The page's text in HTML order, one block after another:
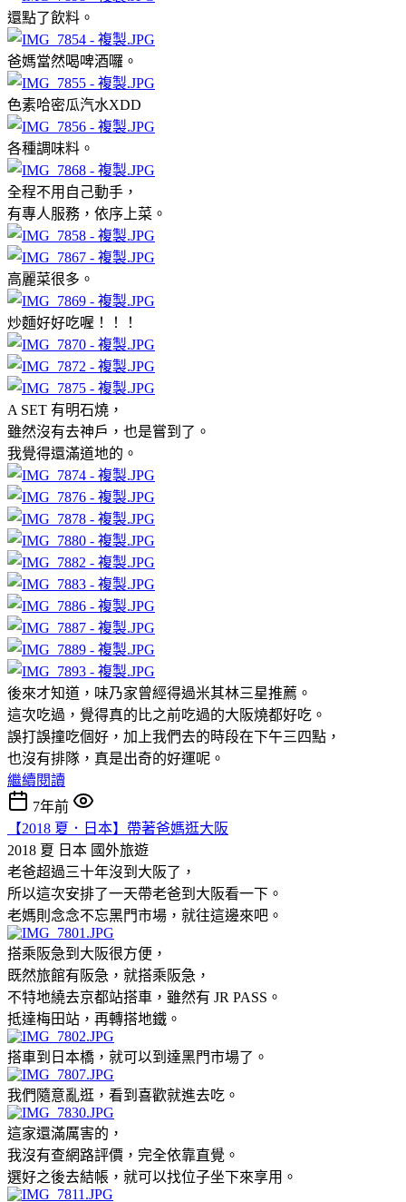
還點了飲料。
爸媽當然喝啤酒囉。
色素哈密瓜汽水XDD
各種調味料。
全程不用自己動手，
有專人服務，依序上菜。
高麗菜很多。
炒麵好好吃喔！！！
A SET 有明石燒，
雖然沒有去神戶，也是嘗到了。
我覺得還滿道地的。
後來才知道，味乃家曾經得過米其林三星推薦。
這次吃過，覺得真的比之前吃過的大阪燒都好吃。
誤打誤撞吃個好，加上我們去的時段在下午三四點，
也沒有排隊，真是出奇的好運呢。
繼續閱讀
7年前
【2018 夏．日本】帶著爸媽逛大阪
2018 夏 日本 國外旅遊
老爸超過三十年沒到大阪了，
所以這次安排了一天帶老爸到大阪看一下。
老媽則念念不忘黑門市場，就往這邊來吧。
搭乘阪急到大阪很方便，
既然旅館有阪急，就搭乘阪急，
不特地繞去京都站搭車，雖然有 JR PASS。
抵達梅田站，再轉搭地鐵。
搭車到日本橋，就可以到達黑門市場了。
我們隨意亂逛，看到喜歡就進去吃。
這家還滿厲害的，
我沒有查網路評價，完全依靠直覺。
選好之後去結帳，就可以找位子坐下來享用。